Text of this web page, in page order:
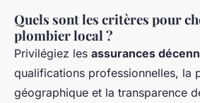
Quels sont les critères pour
plombier local ?
Privilégiez les assurances
qualifications professionnelles, la
géographique et la transparence